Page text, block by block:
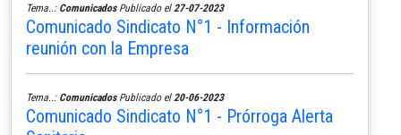
Tema..: ComunicadosPublicado el 27-07-2023
Comunicado Sindicato N°1 - Información
reunión con la Empresa
Tema..: ComunicadosPublicado el 20-06-2023
Comunicado Sindicato N°1 - Prórroga Alerta